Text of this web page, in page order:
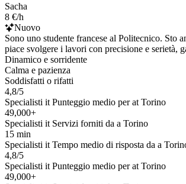
Sacha
8 €/h
Nuovo
Sono uno studente francese al Politecnico. Sto
piace svolgere i lavori con precisione e serietà,
Dinamico e sorridente
Calma e pazienza
Soddisfatti o rifatti
4,8/5
Specialisti it Punteggio medio per at Torino
49,000+
Specialisti it Servizi forniti da a Torino
15 min
Specialisti it Tempo medio di risposta da a
4,8/5
Specialisti it Punteggio medio per at Torino
49,000+